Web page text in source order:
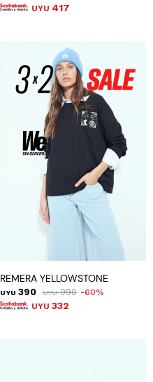
UYU 417
REMERA YELLOWSTONE
UYU 390 UYU 990 60
UYU 332